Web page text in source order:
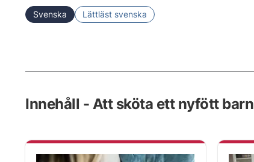
Svenska Lättläst svenska
Innehåll - Att sköta ett nyfött barn